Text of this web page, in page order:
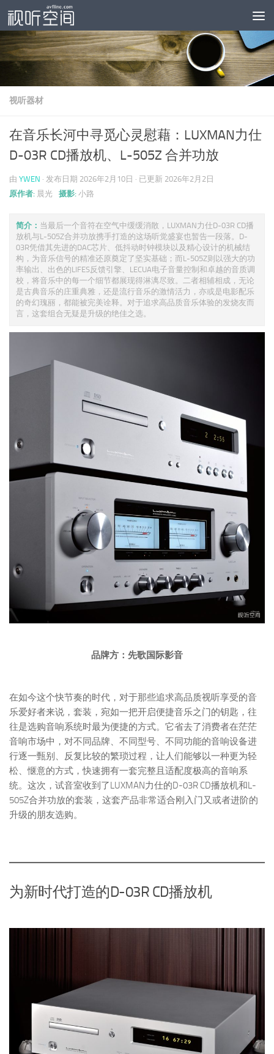
跳至内容
视听器材
在音乐长河中寻觅心灵慰藉：LUXMAN力仕
D-03R CD播放机、L-505Z 合并功放
由 YWEN · 发布日期 2026年2月10日 · 已更新 2026年2月2日
原作者: 晨光 摄影: 小路
简介： 当最后一个音符在空气中缓缓消散，LUXMAN力仕D-03R CD播
放机与L-505Z合并功放携手打造的这场听觉盛宴也暂告一段落。D-
03R凭借其先进的DAC芯片、低抖动时钟模块以及精心设计的机械结
构，为音乐信号的精准还原奠定了坚实基础；而L-505Z则以强大的功
率输出、出色的LIFES反馈引擎、LECUA电子音量控制和卓越的音质调
校，将音乐中的每一个细节都展现得淋漓尽致。二者相辅相成，无论
是古典音乐的庄重典雅，还是流行音乐的激情活力，亦或是电影配乐
的奇幻瑰丽，都能被完美诠释。对于追求高品质音乐体验的发烧友而
言，这套组合无疑是升级的绝佳之选。
品牌方：先歌国际影音
在如今这个快节奏的时代，对于那些追求高品质视听享受的音
乐爱好者来说，套装，宛如一把开启便捷音乐之门的钥匙，往
往是选购音响系统时最为便捷的方式。它省去了消费者在茫茫
音响市场中，对不同品牌、不同型号、不同功能的音响设备进
行逐一甄别、反复比较的繁琐过程，让人们能够以一种更为轻
松、惬意的方式，快速拥有一套完整且适配度极高的音响系
统。这次，试音室收到了LUXMAN力仕的D-03R CD播放机和L-
505Z合并功放的套装，这套产品非常适合刚入门又或者进阶的
升级的朋友选购。
为新时代打造的D-03R CD播放机